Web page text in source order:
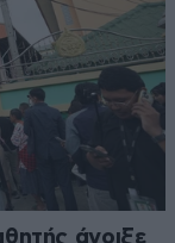
άνοιξε